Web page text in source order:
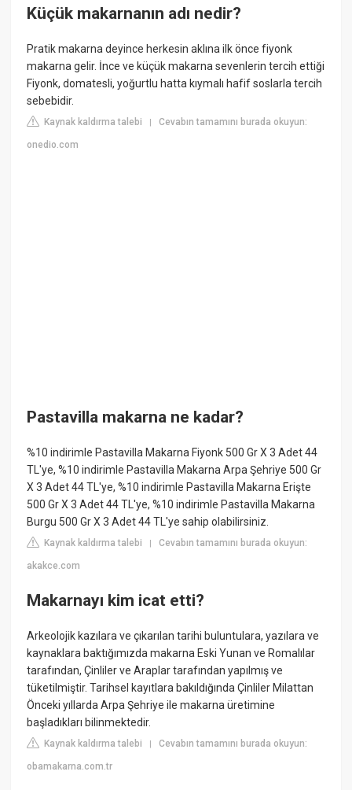
Küçük makarnanın adı nedir?
Pratik makarna deyince herkesin aklına ilk önce fiyonk
makarna gelir. İnce ve küçük makarna sevenlerin tercih ettiği
Fiyonk, domatesli, yoğurtlu hatta kıymalı hafif soslarla tercih
sebebidir.
Kaynak kaldırma talebi |Cevabın tamamını burada okuyun:
onedio.com
Pastavilla makarna ne kadar?
%10 indirimle Pastavilla Makarna Fiyonk 500 Gr X 3 Adet 44
TL'ye, %10 indirimle Pastavilla Makarna Arpa Şehriye 500 Gr
X 3 Adet 44 TL'ye, %10 indirimle Pastavilla Makarna Erişte
500 Gr X 3 Adet 44 TL'ye, %10 indirimle Pastavilla Makarna
Burgu 500 Gr X 3 Adet 44 TL'ye sahip olabilirsiniz.
Kaynak kaldırma talebi |Cevabın tamamını burada okuyun:
akakce.com
Makarnayı kim icat etti?
Arkeolojik kazılara ve çıkarılan tarihi buluntulara, yazılara ve
kaynaklara baktığımızda makarna Eski Yunan ve Romalılar
tarafından, Çinliler ve Araplar tarafından yapılmış ve
tüketilmiştir. Tarihsel kayıtlara bakıldığında Çinliler Milattan
Önceki yıllarda Arpa Şehriye ile makarna üretimine
başladıkları bilinmektedir.
Kaynak kaldırma talebi |Cevabın tamamını burada okuyun:
obamakarna.com.tr